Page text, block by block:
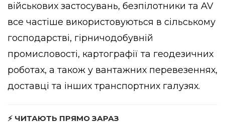
військових застосувань, безпілотники та AV
все частіше використовуються в сільському
господарстві, гірничодобувній
промисловості, картографії та геодезичних
роботах, а також у вантажних перевезеннях,
доставці та інших транспортних галузях.
⚡ ЧИТАЮТЬ ПРЯМО ЗАРАЗ